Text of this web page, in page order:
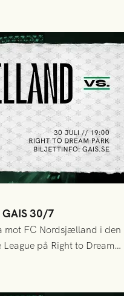
tog slut.
30/7
mot FC Nordsjælland i den
på Right to Dream
har tagit ut följande